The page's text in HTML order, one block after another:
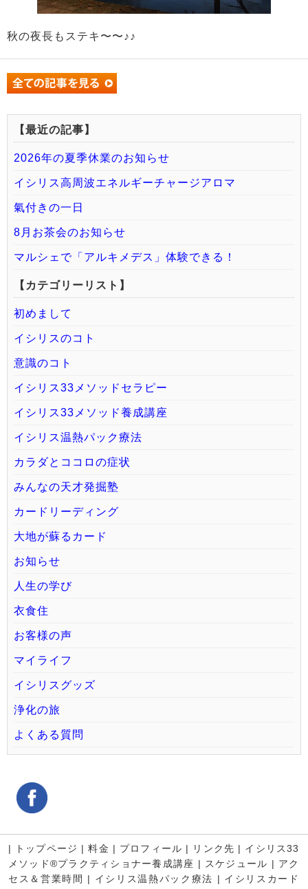
秋の夜長もステキ〜〜♪♪
【最近の記事】
2026年の夏季休業のお知らせ
イシリス高周波エネルギーチャージアロマ
氣付きの一日
8月お茶会のお知らせ
マルシェで「アルキメデス」体験できる！
【カテゴリーリスト】
初めまして
イシリスのコト
意識のコト
イシリス33メソッドセラピー
イシリス33メソッド養成講座
イシリス温熱パック療法
カラダとココロの症状
みんなの天才発掘塾
カードリーディング
大地が蘇るカード
お知らせ
人生の学び
衣食住
お客様の声
マイライフ
イシリスグッズ
浄化の旅
よくある質問
| トップページ |料金 | プロフィール | リンク先 | イシリス33
メソッド®プラクティショナー養成講座 | スケジュール | アク
セス＆営業時間
| イシリス温熱パック療法 | イシリスカード